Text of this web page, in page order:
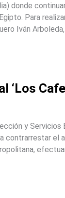
donde
Para
Iván
‘Los
y
contrarrestar el